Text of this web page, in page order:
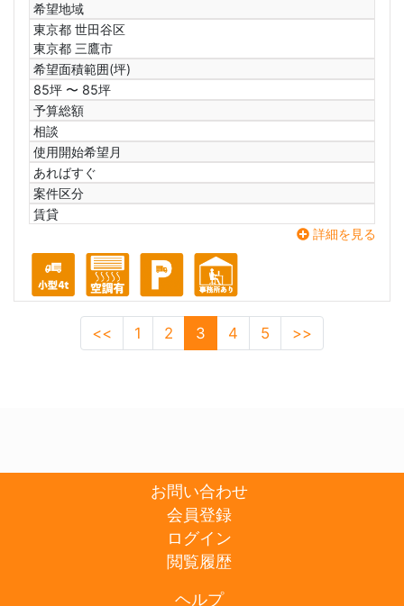
希望地域
東京都 世田谷区
東京都 三鷹市
希望面積範囲(坪)
85坪 〜 85坪
予算総額
相談
使用開始希望月
あればすぐ
案件区分
賃貸
詳細を見る
<< 1 2 3 4 5 >>
お問い合わせ
会員登録
ログイン
閲覧履歴
ヘルプ